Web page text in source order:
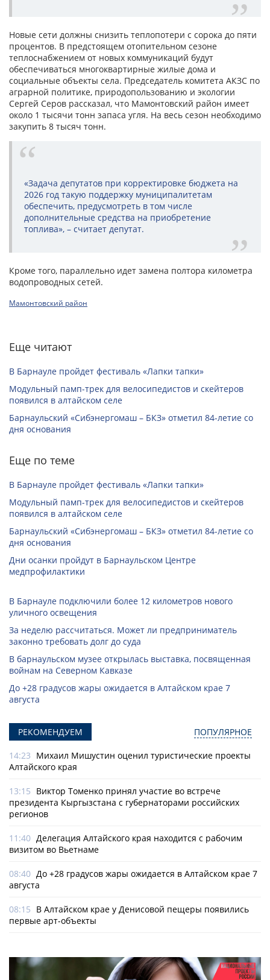
Новые сети должны снизить теплопотери с сорока до пяти
процентов. В предстоящем отопительном сезоне
теплоснабжением от новых коммуникаций будут
обеспечиваться многоквартирные жилые дома и
социальные объекты села. Председатель комитета АКЗС по
аграрной политике, природопользованию и экологии
Сергей Серов рассказал, что Мамонтовский район имеет
около 1 тысячи тонн запаса угля. На весь сезон необходимо
закупить 8 тысяч тонн.
«Задача депутатов при корректировке бюджета на
2026 год такую поддержку муниципалитетам
обеспечить, предусмотреть в том числе
дополнительные средства на приобретение
топлива», – считает депутат.
Кроме того, параллельно идет замена полтора километра
водопроводных сетей.
Мамонтовский район
Еще читают
В Барнауле пройдет фестиваль «Лапки тапки»
Модульный памп-трек для велосипедистов и скейтеров
появился в алтайском селе
Барнаульский «Сибэнергомаш – БКЗ» отметил 84-летие со
дня основания
Еще по теме
В Барнауле пройдет фестиваль «Лапки тапки»
Модульный памп-трек для велосипедистов и скейтеров
появился в алтайском селе
Барнаульский «Сибэнергомаш – БКЗ» отметил 84-летие со
дня основания
Дни осанки пройдут в Барнаульском Центре
медпрофилактики
В Барнауле подключили более 12 километров нового
уличного освещения
За неделю рассчитаться. Может ли предприниматель
законно требовать долг до суда
В барнаульском музее открылась выставка, посвященная
войнам на Северном Кавказе
До +28 градусов жары ожидается в Алтайском крае 7
августа
РЕКОМЕНДУЕМ ПОПУЛЯРНОЕ
14:23 Михаил Мишустин оценил туристические проекты
Алтайского края
13:15 Виктор Томенко принял участие во встрече
президента Кыргызстана с губернаторами российских
регионов
11:40 Делегация Алтайского края находится с рабочим
визитом во Вьетнаме
08:40 До +28 градусов жары ожидается в Алтайском крае 7
августа
08:15 В Алтайском крае у Денисовой пещеры появились
первые арт-объекты